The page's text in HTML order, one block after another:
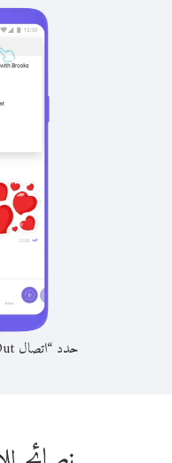
حدد “اتصال Viber Out” من عنوان المحادثة